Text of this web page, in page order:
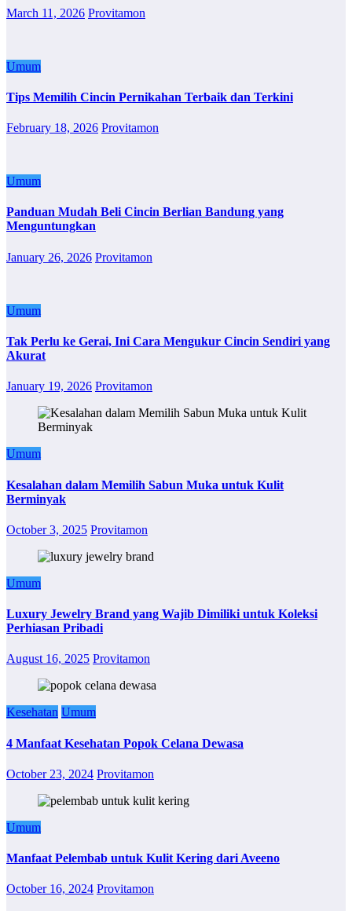
March 11, 2026 Provitamon
Umum
Tips Memilih Cincin Pernikahan Terbaik dan Terkini
February 18, 2026 Provitamon
Umum
Panduan Mudah Beli Cincin Berlian Bandung yang
Menguntungkan
January 26, 2026 Provitamon
Umum
Tak Perlu ke Gerai, Ini Cara Mengukur Cincin Sendiri yang
Akurat
January 19, 2026 Provitamon
Umum
Kesalahan dalam Memilih Sabun Muka untuk Kulit
Berminyak
October 3, 2025 Provitamon
Umum
Luxury Jewelry Brand yang Wajib Dimiliki untuk Koleksi
Perhiasan Pribadi
August 16, 2025 Provitamon
Kesehatan Umum
4 Manfaat Kesehatan Popok Celana Dewasa
October 23, 2024 Provitamon
Umum
Manfaat Pelembab untuk Kulit Kering dari Aveeno
October 16, 2024 Provitamon